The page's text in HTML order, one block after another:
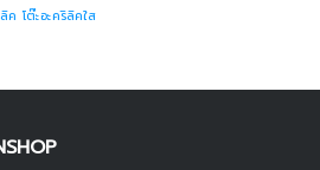
ค โต๊ะอะคริลิคใส